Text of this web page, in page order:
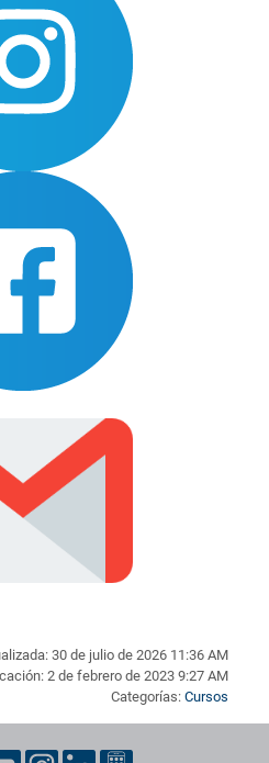
30 de julio de 2026 11:36 AM
2 de febrero de 2023 9:27 AM
Categorías: Cursos
de contacto, redes sociales y